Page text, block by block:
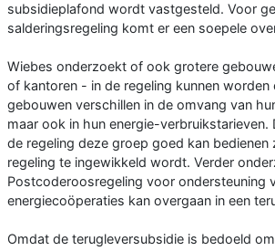
subsidieplafond wordt vastgesteld. Voor
salderingsregeling komt er een soepele
Wiebes onderzoekt of ook grotere
of kantoren - in de regeling kunnen worden
gebouwen verschillen in de omvang van
maar ook in hun energie-verbruikstarieven.
de regeling deze groep goed kan bedienen
regeling te ingewikkeld wordt. Verder
Postcoderoosregeling voor ondersteuning
energiecoöperaties kan overgaan in een
Omdat de terugleversubsidie is bedoeld